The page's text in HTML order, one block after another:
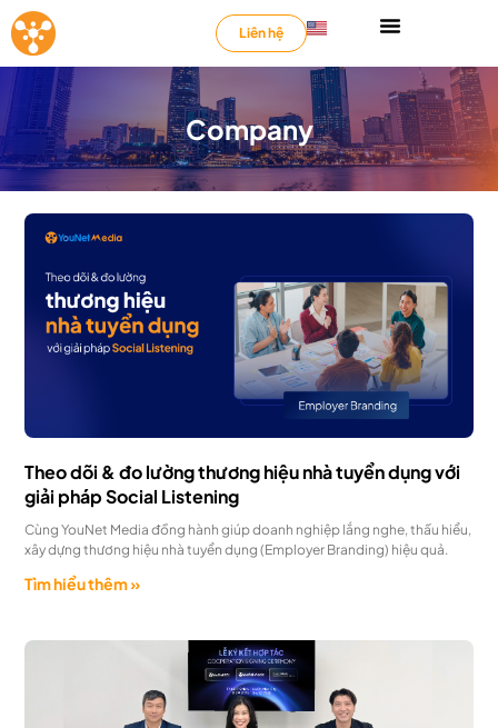
Liên hệ
Company
Theo dõi & đo lường thương hiệu nhà tuyển dụng với
giải pháp Social Listening
Cùng YouNet Media đồng hành giúp doanh nghiệp lắng nghe, thấu hiểu,
xây dựng thương hiệu nhà tuyển dụng (Employer Branding) hiệu quả.
Tìm hiểu thêm »